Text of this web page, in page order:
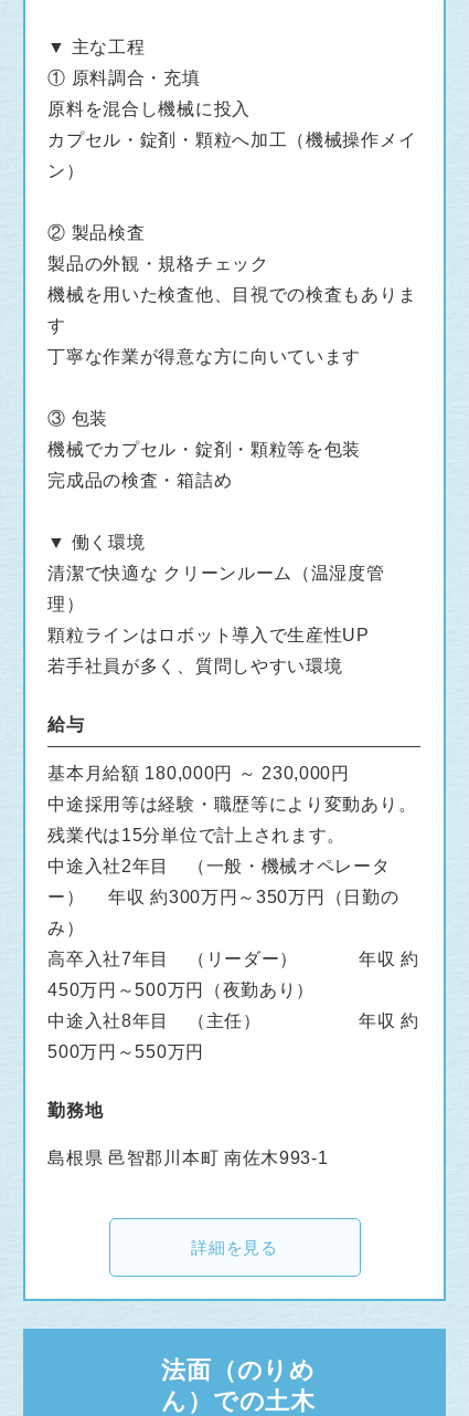
そんな社会貢献性が高く、安定した需要のある
仕事です。
転勤なしで安定して働ける（希望者は本社のあ
る静岡でも働けます）
自動化が進む最新ラインでの作業
未経験の方でもすぐ活躍できる
若手からベテランまで活躍しており、アットホ
ームな雰囲気の職場です。
▼ 主な工程
① 原料調合・充填
原料を混合し機械に投入
カプセル・錠剤・顆粒へ加工（機械操作メイ
ン）
② 製品検査
製品の外観・規格チェック
機械を用いた検査他、目視での検査もありま
す
丁寧な作業が得意な方に向いています
③ 包装
機械でカプセル・錠剤・顆粒等を包装
完成品の検査・箱詰め
▼ 働く環境
清潔で快適な クリーンルーム（温湿度管
理）
顆粒ラインはロボット導入で生産性UP
若手社員が多く、質問しやすい環境
給与
基本月給額 180,000円 ～ 230,000円
中途採用等は経験・職歴等により変動あり。
残業代は15分単位で計上されます。
中途入社2年目 （一般・機械オペレータ
ー） 年収 約300万円～350万円（日勤の
み）
高卒入社7年目 （リーダー） 年収 約
450万円～500万円（夜勤あり）
中途入社8年目 （主任） 年収 約
500万円～550万円
勤務地
島根県 邑智郡川本町 南佐木993-1
詳細を見る
法面（のりめ
ん）での土木